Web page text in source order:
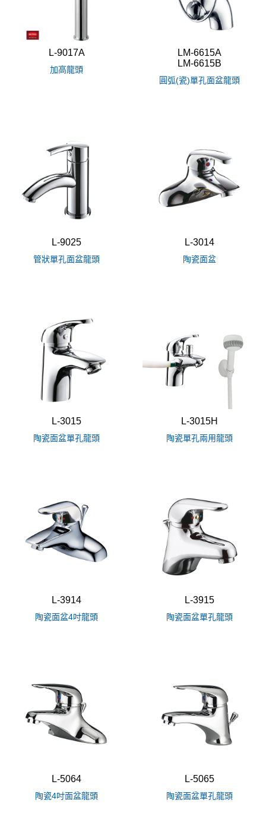
L-9017A
加高龍頭
LM-6615A
LM-6615B
圓弧(瓷)單孔面盆龍頭
L-9025
管狀單孔面盆龍頭
L-3014
陶瓷面盆
L-3015
陶瓷面盆單孔龍頭
L-3015H
陶瓷單孔兩用龍頭
L-3914
陶瓷面盆4吋龍頭
L-3915
陶瓷面盆單孔龍頭
L-5064
陶瓷4吋面盆龍頭
L-5065
陶瓷面盆單孔龍頭